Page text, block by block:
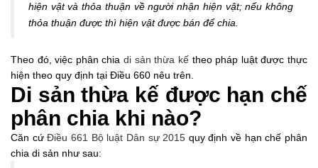
hiện vật và thỏa thuận về người nhận hiện vật; nếu không
thỏa thuận được thì hiện vật được bán để chia.
Theo đó, việc phân chiadi sản thừa kếtheo pháp luật được thực
hiện theo quy định tại Điều 660 nêu trên.
Di sản thừa kế được hạn chế
phân chia khi nào?
Căn cứĐiều 661 Bộ luật Dân sự 2015 quy định về hạn chế phân
chia di sản như sau: